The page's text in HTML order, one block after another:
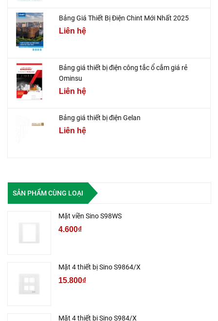
Bảng Giá Thiết Bị Điện Chint Mới Nhất 2025
Liên hệ
Bảng giá thiết bị điện công tắc ổ cắm giá rẻ
Ominsu
Liên hệ
Bảng giá thiết bị điện Gelan
Liên hệ
SẢN PHẨM CÙNG LOẠI
Mặt viền Sino S98WS
4.600₫
Mặt 4 thiết bị Sino S9864/X
15.800₫
Mặt 4 thiết bị Sino S984/X